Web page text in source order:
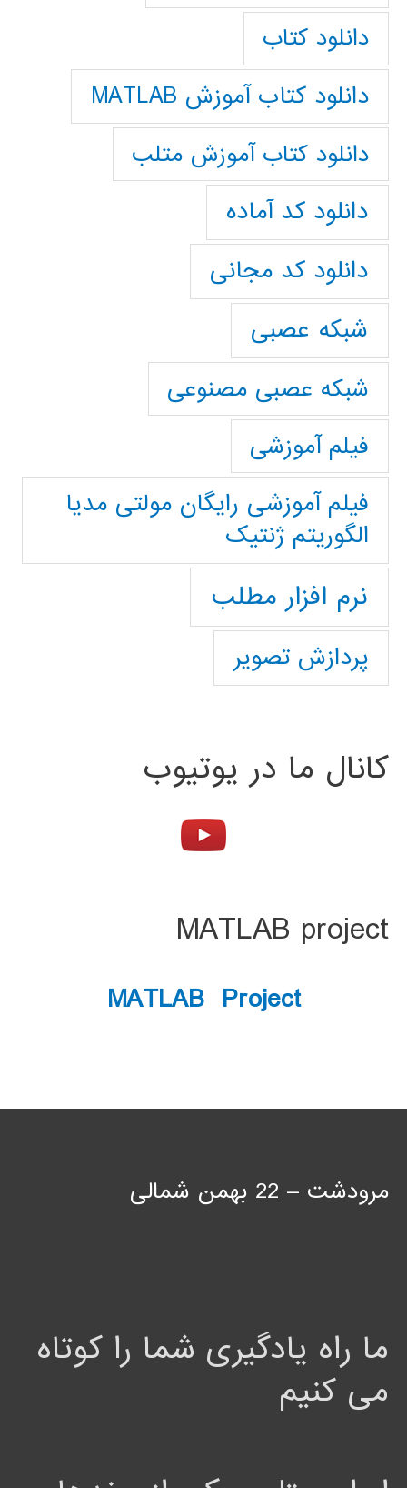
دانلود کتاب
دانلود کتاب آموزش MATLAB
دانلود کتاب آموزش متلب
دانلود کد آماده
دانلود کد مجانی
شبکه عصبی
شبکه عصبی مصنوعی
فیلم آموزشی
فیلم آموزشی رایگان مولتی مدیا
الگوریتم ژنتیک
نرم افزار مطلب
پردازش تصویر
کانال ما در یوتیوب
MATLAB project
MATLAB Project
مرودشت – 22 بهمن شمالی
ما راه یادگیری شما را کوتاه
می کنیم